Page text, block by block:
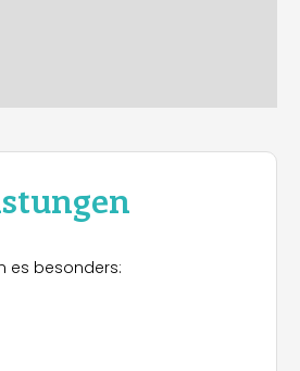
es besonders: